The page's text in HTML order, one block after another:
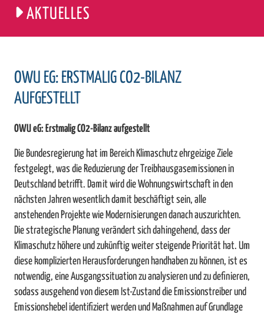
AKTUELLES
OWU EG: ERSTMALIG CO2-BILANZ
AUFGESTELLT
OWU eG: Erstmalig CO2-Bilanz aufgestellt
Die Bundesregierung hat im Bereich Klimaschutz ehrgeizige Ziele
festgelegt, was die Reduzierung der Treibhausgasemissionen in
Deutschland betrifft. Damit wird die Wohnungswirtschaft in den
nächsten Jahren wesentlich damit beschäftigt sein, alle
anstehenden Projekte wie Modernisierungen danach auszurichten.
Die strategische Planung verändert sich dahingehend, dass der
Klimaschutz höhere und zukünftig weiter steigende Priorität hat. Um
diese komplizierten Herausforderungen handhaben zu können, ist es
notwendig, eine Ausgangssituation zu analysieren und zu definieren,
sodass ausgehend von diesem Ist-Zustand die Emissionstreiber und
Emissionshebel identifiziert werden und Maßnahmen auf Grundlage